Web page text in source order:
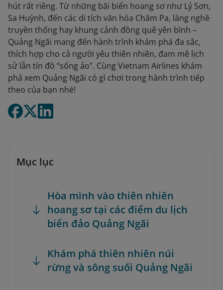
hút rất riêng. Từ những bãi biển hoang sơ như Lý Sơn,
Sa Huỳnh, đến các di tích văn hóa Chăm Pa, làng nghề
truyền thống hay khung cảnh đồng quê yên bình –
Quảng Ngãi mang đến hành trình khám phá đa sắc,
thích hợp cho cả người yêu thiên nhiên, đam mê lịch
sử lẫn tín đồ “sống ảo”. Cùng Vietnam Airlines khám
phá xem Quảng Ngãi có gì chơi trong hành trình tiếp
theo của bạn nhé!
Mục lục
Hòa mình vào thiên nhiên
hoang sơ tại các điểm du lịch
biển đảo Quảng Ngãi
Khám phá thiên nhiên núi
rừng và sông suối Quảng Ngãi